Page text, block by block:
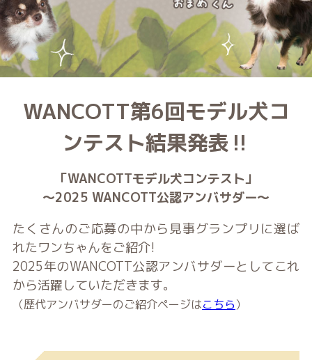
WANCOTT第6回モデル犬コ
ンテスト結果発表‼
「WANCOTTモデル犬コンテスト」
～2025 WANCOTT公認アンバサダー～
たくさんのご応募の中から見事グランプリに選ば
れたワンちゃんをご紹介!
2025年のWANCOTT公認アンバサダーとしてこれ
から活躍していただきます。
（歴代アンバサダーのご紹介ページはこちら）